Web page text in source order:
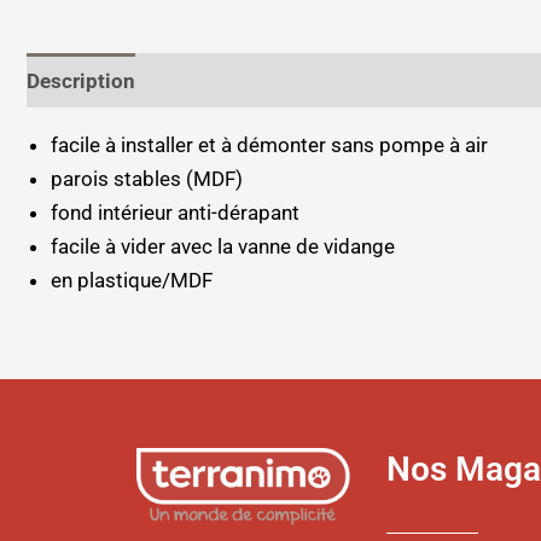
Description
facile à installer et à démonter sans pompe à air
parois stables (MDF)
fond intérieur anti-dérapant
facile à vider avec la vanne de vidange
en plastique/MDF
Nos